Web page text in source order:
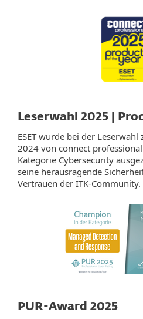
Leserwahl 2025 |
ESET wurde bei der
2024 von connect
Kategorie Cybersecurity
seine herausragende
Vertrauen der ITK-Community.
PUR-Award 2025